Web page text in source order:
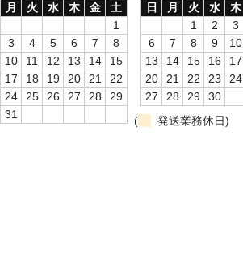
月 火 水 木 金
土
1
3 4 5 6 7
8
10 11 12 13 14
15
17 18 19 20 21
22
24 25 26 27 28
29
31
日
月 火 水 木
1
2 3
6
7 8 9 10
13
14 15 16 17
20
21 22 23 24
27
28 29
30
(
発送業務休日)